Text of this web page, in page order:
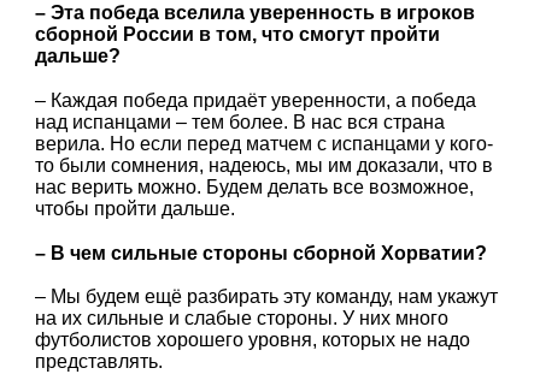
– Эта победа вселила уверенность в игроков
сборной России в том, что смогут пройти
дальше?
– Каждая победа придаёт уверенности, а победа
над испанцами – тем более. В нас вся страна
верила. Но если перед матчем с испанцами у кого-
то были сомнения, надеюсь, мы им доказали, что в
нас верить можно. Будем делать все возможное,
чтобы пройти дальше.
– В чем сильные стороны сборной Хорватии?
– Мы будем ещё разбирать эту команду, нам укажут
на их сильные и слабые стороны. У них много
футболистов хорошего уровня, которых не надо
представлять.